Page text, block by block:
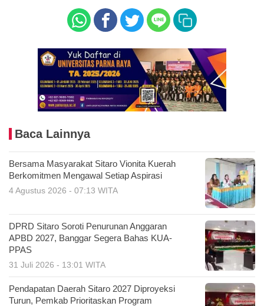
Baca Lainnya
Bersama Masyarakat Sitaro Vionita Kuerah
Berkomitmen Mengawal Setiap Aspirasi
4 Agustus 2026 - 07:13 WITA
DPRD Sitaro Soroti Penurunan Anggaran
APBD 2027, Banggar Segera Bahas KUA-
PPAS
31 Juli 2026 - 13:01 WITA
Pendapatan Daerah Sitaro 2027 Diproyeksi
Turun, Pemkab Prioritaskan Program